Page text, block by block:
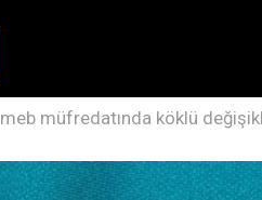
meb müfredatında köklü